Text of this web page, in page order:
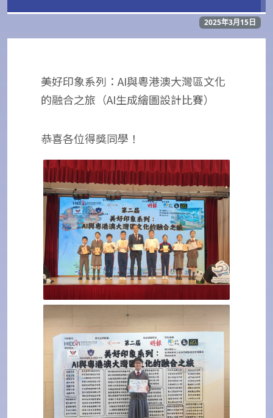
2025年3月15日
美好印象系列：AI與粵港澳大灣區文化
的融合之旅（AI生成繪圖設計比賽）
恭喜各位得獎同學！